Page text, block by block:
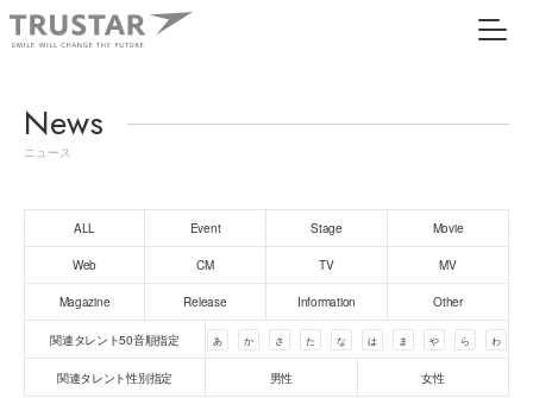
News
ニュース
ALL Event Stage Movie
Web CM TV MV
Magazine Release Information Other
関連タレント50音順指定 あ か さ た な は ま や ら わ
関連タレント性別指定 男性 女性